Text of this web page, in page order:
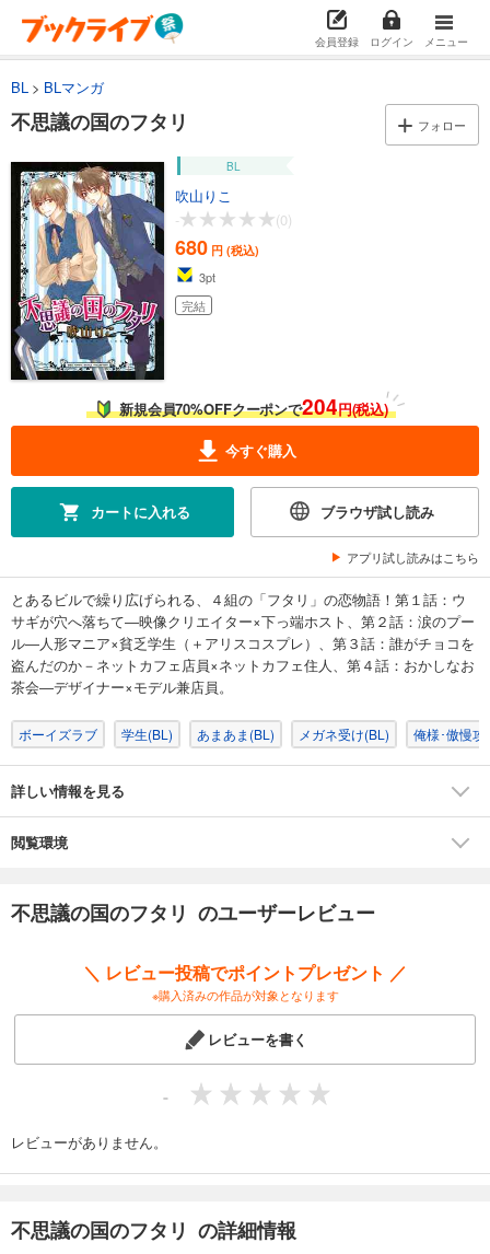
会員登録 ログイン メニュー
BL BLマンガ
不思議の国のフタリ フォロー
BL
吹山りこ
-
(0)
680 円 (税込)
3pt
完結
新規会員70%OFFクーポンで204円(税込)
今すぐ購入
カートに入れる ブラウザ試し読み
アプリ試し読みはこちら
とあるビルで繰り広げられる、４組の「フタリ」の恋物語！第１話：ウ
サギが穴へ落ちて―映像クリエイター×下っ端ホスト、第２話：涙のプー
ル―人形マニア×貧乏学生（＋アリスコスプレ）、第３話：誰がチョコを
盗んだのか－ネットカフェ店員×ネットカフェ住人、第４話：おかしなお
茶会―デザイナー×モデル兼店員。
ボーイズラブ 学生(BL) あまあま(BL) メガネ受け(BL) 俺様･傲慢攻
詳しい情報を見る
閲覧環境
不思議の国のフタリ のユーザーレビュー
＼ レビュー投稿でポイントプレゼント ／
※購入済みの作品が対象となります
レビューを書く
-
レビューがありません。
不思議の国のフタリ の詳細情報